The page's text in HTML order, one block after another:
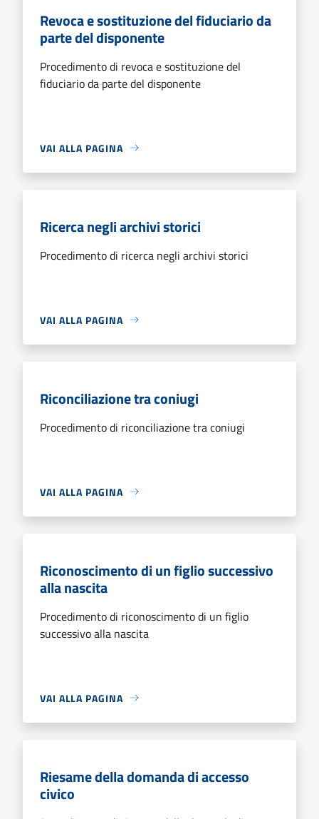
Revoca e sostituzione del fiduciario da
parte del disponente
Procedimento di revoca e sostituzione del
fiduciario da parte del disponente
VAI ALLA PAGINA
Ricerca negli archivi storici
Procedimento di ricerca negli archivi storici
VAI ALLA PAGINA
Riconciliazione tra coniugi
Procedimento di riconciliazione tra coniugi
VAI ALLA PAGINA
Riconoscimento di un figlio successivo
alla nascita
Procedimento di riconoscimento di un figlio
successivo alla nascita
VAI ALLA PAGINA
Riesame della domanda di accesso
civico